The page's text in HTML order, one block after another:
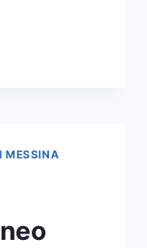
MESSINA